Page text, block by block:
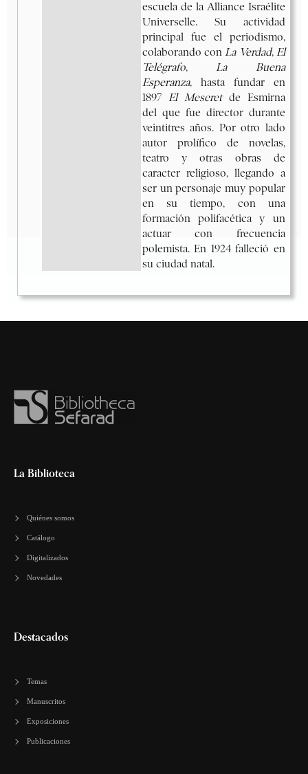
La Biblioteca
Quiénes somos
Catálogo
Digitalizados
Novedades
Destacados
Temas
Manuscritos
Exposiciones
Publicaciones